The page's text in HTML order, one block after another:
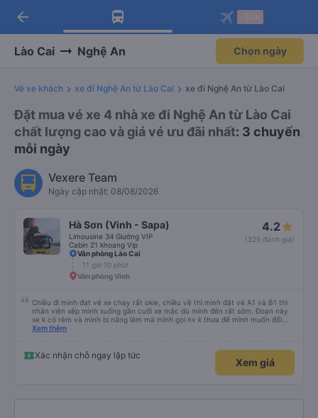
Tải app Vexere ngay!
Nhận ưu đãi thành viên độc
Mở app
Tải app Vexere
-30k/ghế khi đặt vé máy bay qua
Mở app
arrow_back
Lào Cai Nghệ An Chọn ngày
Vé xe khách xe đi Nghệ An từ Lào Cai xe đi Nghệ An từ Lào Cai
Đặt mua vé xe 4 nhà xe đi Nghệ An từ Lào Cai
chất lượng cao và giá vé ưu đãi nhất: 3 chuyến
mỗi ngày
Vexere Team
Ngày cập nhật: 08/08/2026
Hà Sơn (Vinh - Sapa)
Limousine 34 Giường VIP
Cabin 21 khoang Vip
4.2
(225 đánh giá)
Văn phòng Lào Cai
11 giờ 10 phút
Văn phòng Vinh
Chiều đi mình đạt vé xe chạy rất okie, chiều về thì mình đặt vé A1 và B1 thì
nhân viên xếp mình xuống gần cuối xe mặc dù mình đến rất sớm. Đoạn này
xe k có rèm và mình bị nắng lắm mà mình gọi nv k thưa để mình muốn đổi
chỗ. Đến Hà Nội mình chuyển sang xe khác cũng của hãng này đi rất thích,
Xem thêm
Xác nhận chỗ ngay lập tức
Xem giá